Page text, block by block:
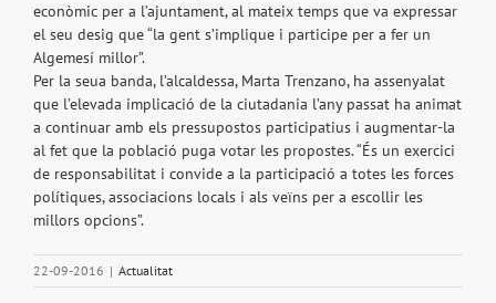
econòmic per a l’ajuntament, al mateix temps que va expressar
el seu desig que “la gent s’implique i participe per a fer un
Algemesí millor”.
Per la seua banda, l’alcaldessa, Marta Trenzano, ha assenyalat
que l’elevada implicació de la ciutadania l’any passat ha animat
a continuar amb els pressupostos participatius i augmentar-la
al fet que la població puga votar les propostes. “És un exercici
de responsabilitat i convide a la participació a totes les forces
polítiques, associacions locals i als veïns per a escollir les
millors opcions”.
22-09-2016 | Actualitat